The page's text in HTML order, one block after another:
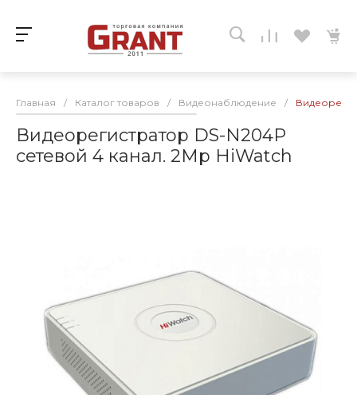
Главная / Каталог товаров / Видеонаблюдение /
Видеорегистратор DS-N204P
сетевой 4 канал. 2Mp HiWatch